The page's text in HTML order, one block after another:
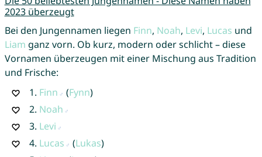
2023 überzeugt
Bei den Jungennamen liegen Finn, Noah, Levi, Lucas und
Liam ganz vorn. Ob kurz, modern oder schlicht – diese
Vornamen überzeugen mit einer Mischung aus Tradition
und Frische:
1. Finn (Fynn)
2. Noah
3. Levi
4. Lucas (Lukas)